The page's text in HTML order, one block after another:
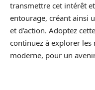
transmettre cet intérêt
entourage, créant ainsi
et d’action. Adoptez
continuez à explorer les
moderne, pour un